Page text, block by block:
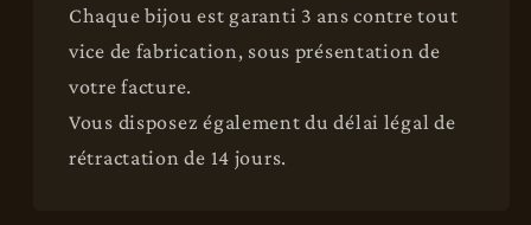
Chaque bijou est garanti 3 ans contre tout
vice de fabrication, sous présentation de
votre facture.
Vous disposez également du délai légal de
rétractation de 14 jours.